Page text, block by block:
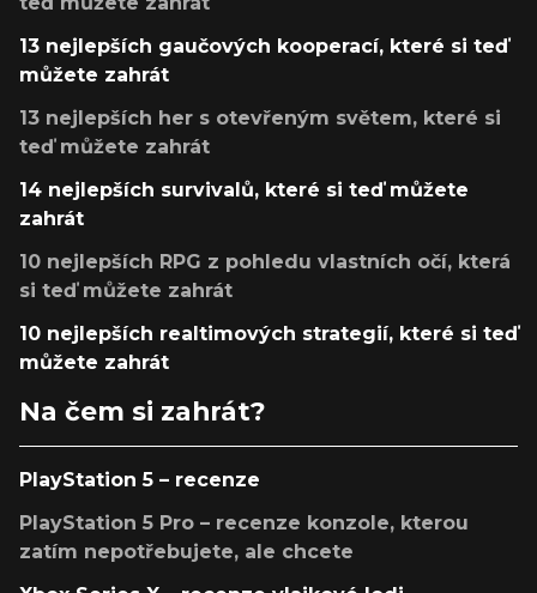
13 nejlepších gaučových kooperací, které si teď
můžete zahrát
13 nejlepších her s otevřeným světem, které si
teď můžete zahrát
14 nejlepších survivalů, které si teď můžete
zahrát
10 nejlepších RPG z pohledu vlastních očí, která
si teď můžete zahrát
10 nejlepších realtimových strategií, které si teď
můžete zahrát
Na čem si zahrát?
PlayStation 5 – recenze
PlayStation 5 Pro – recenze konzole, kterou
zatím nepotřebujete, ale chcete